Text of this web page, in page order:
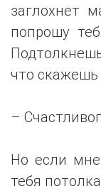
заглохнет
попрошу
что
–
Но если
тебя